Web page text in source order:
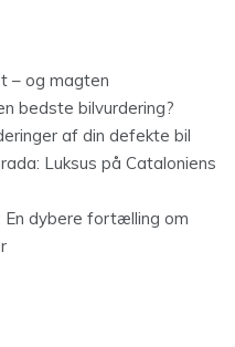
– og magten
bedste bilvurdering?
af din defekte bil
Luksus på Cataloniens
En dybere fortælling om